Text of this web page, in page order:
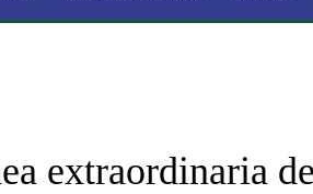
extraordinaria de